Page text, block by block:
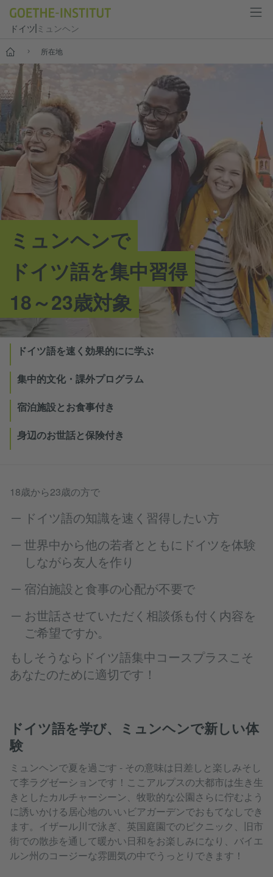
ドイツ ミュンヘン
-- 所在地
ミュンヘンで
ドイツ語を集中習得
18～23歳対象
ドイツ語を速く効果的にに学ぶ
集中的文化・課外プログラム
宿泊施設とお食事付き
身辺のお世話と保険付き
18歳から23歳の方で
ドイツ語の知識を速く習得したい方
世界中から他の若者とともにドイツを体験
しながら友人を作り
宿泊施設と食事の心配が不要で
お世話させていただく相談係も付く内容を
ご希望ですか。
もしそうならドイツ語集中コースプラスこそ
あなたのために適切です！
ドイツ語を学び、ミュンヘンで新しい体
験
ミュンヘンで夏を過ごす - その意味は日差しと楽しみそし
て李ラグゼーションです！ここアルプスの大都市は生き生
きとしたカルチャーシーン、牧歌的な公園さらに佇むよう
に誘いかける居心地のいいビアガーデンでおもてなしでき
ます。イザール川で泳ぎ、英国庭園でのピクニック、旧市
街での散歩を通して暖かい日和をお楽しみになり、バイエ
ルン州のコージーな雰囲気の中でうっとりできます！